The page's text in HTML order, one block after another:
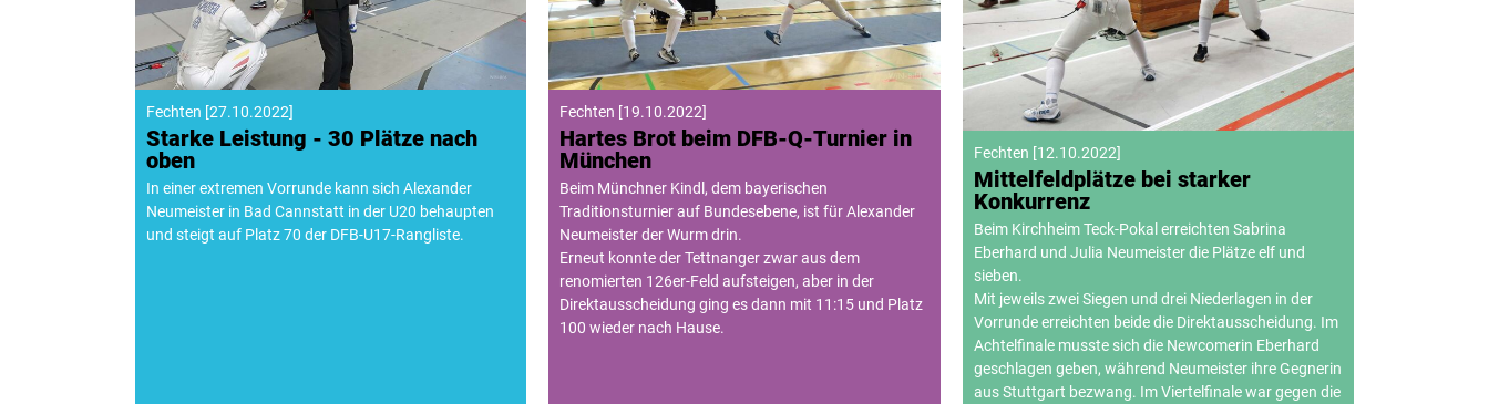
Fechten [27.10.2022]
Starke Leistung - 30 Plätze nach
oben
In einer extremen Vorrunde kann sich Alexander
Neumeister in Bad Cannstatt in der U20 behaupten
und steigt auf Platz 70 der DFB-U17-Rangliste.
Fechten [19.10.2022]
Hartes Brot beim DFB-Q-Turnier in
München
Beim Münchner Kindl, dem bayerischen
Traditionsturnier auf Bundesebene, ist für Alexander
Neumeister der Wurm drin.
Erneut konnte der Tettnanger zwar aus dem
renomierten 126er-Feld aufsteigen, aber in der
Direktausscheidung ging es dann mit 11:15 und Platz
100 wieder nach Hause.
Fechten [12.10.2022]
Mittelfeldplätze bei starker
Konkurrenz
Beim Kirchheim Teck-Pokal erreichten Sabrina
Eberhard und Julia Neumeister die Plätze elf und
sieben.
Mit jeweils zwei Siegen und drei Niederlagen in der
Vorrunde erreichten beide die Direktausscheidung. Im
Achtelfinale musste sich die Newcomerin Eberhard
geschlagen geben, während Neumeister ihre Gegnerin
aus Stuttgart bezwang. Im Viertelfinale war gegen die